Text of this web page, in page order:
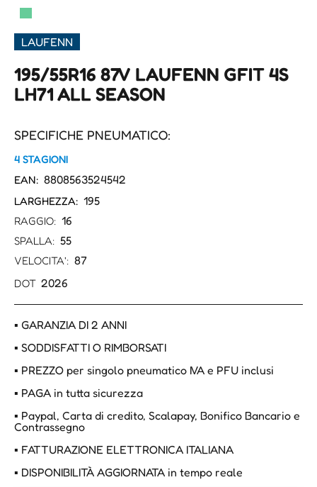
▀
LAUFENN
195/55R16 87V LAUFENN GFIT 4S
LH71 ALL SEASON
SPECIFICHE PNEUMATICO:
4 STAGIONI
EAN: 8808563524542
LARGHEZZA: 195
RAGGIO: 16
SPALLA: 55
VELOCITA': 87
DOT 2026
▪ GARANZIA DI 2 ANNI
▪ SODDISFATTI O RIMBORSATI
▪ PREZZO per singolo pneumatico IVA e PFU inclusi
▪ PAGA in tutta sicurezza
▪ Paypal, Carta di credito, Scalapay, Bonifico Bancario e
Contrassegno
▪ FATTURAZIONE ELETTRONICA ITALIANA
▪ DISPONIBILITÀ AGGIORNATA in tempo reale